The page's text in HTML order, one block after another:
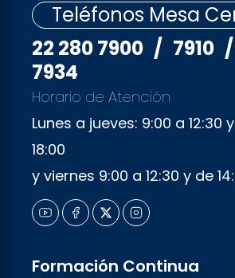
Teléfonos Mesa
22 280 7900 / 7910 /
7934
Horario de Atención
Lunes a jueves: 9:00 a 12:30
18:00
y viernes 9:00 a 12:30 y de
Formación Continua